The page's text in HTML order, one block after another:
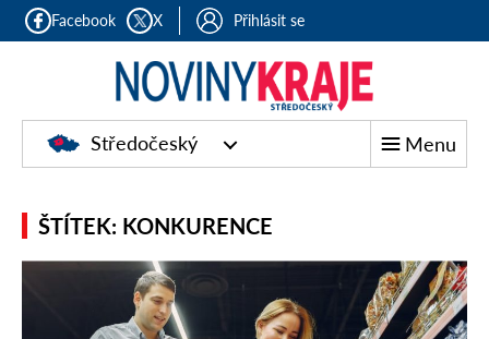
Facebook X Přihlásit se
Středočeský Menu
ŠTÍTEK: KONKURENCE